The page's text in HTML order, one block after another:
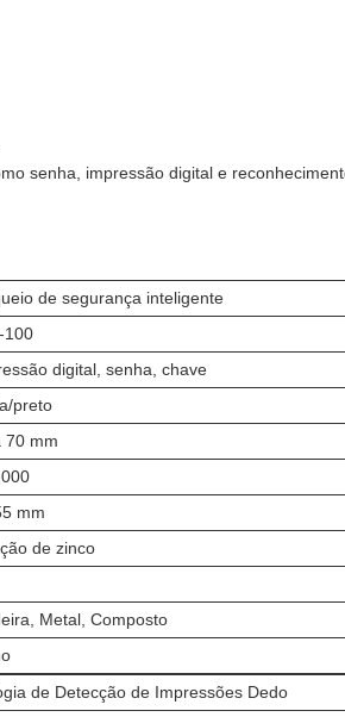
senha, impressão digital e
de segurança inteligente
100
digital, senha, chave
preto
70 mm
mm
de zinco
Metal, Composto
de Detecção de Impressões Dedo